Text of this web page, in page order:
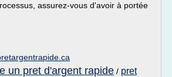
assurez-vous d'avoir à portée
un pret d'argent rapide / pret